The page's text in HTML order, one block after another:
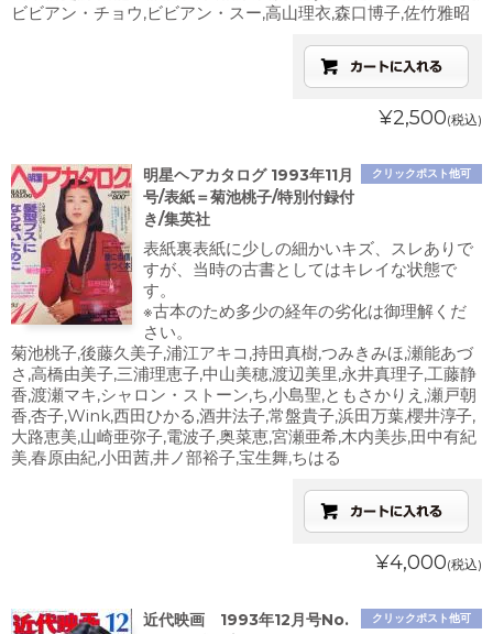
ビビアン・チョウ,ビビアン・スー,高山理衣,森口博子,佐竹雅昭
¥2,500(税込)
クリックポスト他可
明星ヘアカタログ 1993年11月
号/表紙＝菊池桃子/特別付録付
き/集英社
表紙裏表紙に少しの細かいキズ、スレありで
すが、当時の古書としてはキレイな状態で
す。
※古本のため多少の経年の劣化は御理解くだ
さい。
菊池桃子,後藤久美子,浦江アキコ,持田真樹,つみきみほ,瀬能あづ
さ,高橋由美子,三浦理恵子,中山美穂,渡辺美里,永井真理子,工藤静
香,渡瀬マキ,シャロン・ストーン,ち,小島聖,ともさかりえ,瀬戸朝
香,杏子,Wink,西田ひかる,酒井法子,常盤貴子,浜田万葉,櫻井淳子,
大路恵美,山崎亜弥子,電波子,奥菜恵,宮瀬亜希,木内美歩,田中有紀
美,春原由紀,小田茜,井ノ部裕子,宝生舞,ちはる
¥4,000(税込)
クリックポスト他可
近代映画 1993年12月号No.